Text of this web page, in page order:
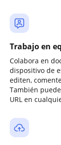
Trabajo en
Colabora en
dispositivo de
editen,
También
URL en